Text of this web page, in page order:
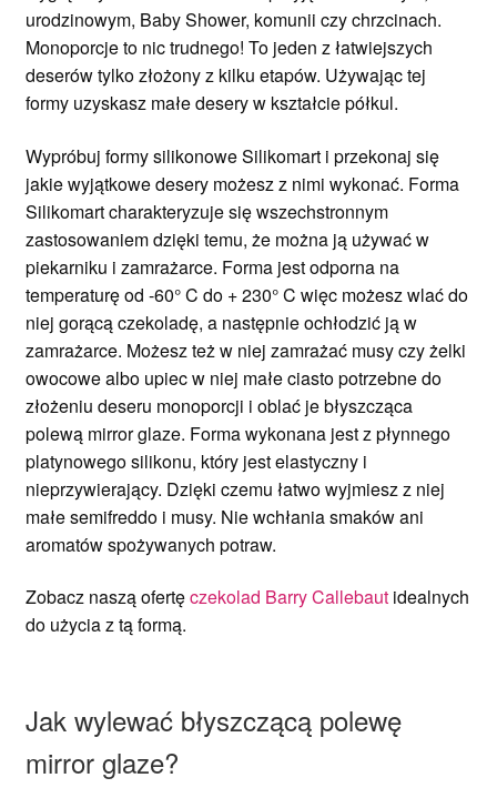
urodzinowym, Baby Shower, komunii czy chrzcinach.
Monoporcje to nic trudnego! To jeden z łatwiejszych
deserów tylko złożony z kilku etapów. Używając tej
formy uzyskasz małe desery w kształcie półkul.
Wypróbuj formy silikonowe Silikomart i przekonaj się
jakie wyjątkowe desery możesz z nimi wykonać. Forma
Silikomart charakteryzuje się wszechstronnym
zastosowaniem dzięki temu, że można ją używać w
piekarniku i zamrażarce. Forma jest odporna na
temperaturę od -60° C do + 230° C więc możesz wlać do
niej gorącą czekoladę, a następnie ochłodzić ją w
zamrażarce. Możesz też w niej zamrażać musy czy żelki
owocowe albo upiec w niej małe ciasto potrzebne do
złożeniu deseru monoporcji i oblać je błyszcząca
polewą mirror glaze. Forma wykonana jest z płynnego
platynowego silikonu, który jest elastyczny i
nieprzywierający. Dzięki czemu łatwo wyjmiesz z niej
małe semifreddo i musy. Nie wchłania smaków ani
aromatów spożywanych potraw.
Zobacz naszą ofertęczekolad Barry Callebautidealnych
do użycia z tą formą.
Jak wylewać błyszczącą polewę
mirror glaze?